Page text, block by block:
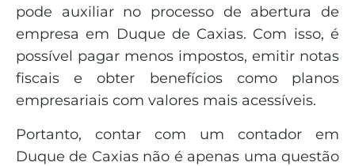
pode auxiliar no processo de abertura de
empresa em Duque de Caxias. Com isso, é
possível pagar menos impostos, emitir notas
fiscais e obter benefícios como planos
empresariais com valores mais acessíveis.
Portanto, contar com um contador em
Duque de Caxias não é apenas uma questão